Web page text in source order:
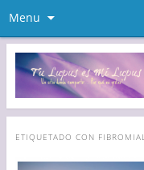
Menu
ETIQUETADO CON